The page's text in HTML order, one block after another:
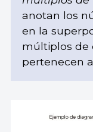
anotan los
en la
múltiplos de
pertenecen